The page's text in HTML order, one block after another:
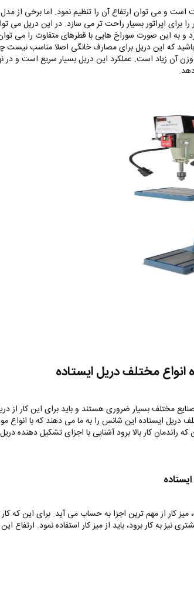
است و می توان ارتفاع آن را تنظیم نمود. اما برخی از
را برای اپراتور بسیار راحت تر می سازد. در این دریل می
و به این صورت سوراخ هایی با قطرهای متفاوت را می
باشید که این دریل برای مصارف خانگی اصلا مناسب نیست
وزن آن زیاد است. عملکرد این دریل بسیار سریع است و در
مختلف دریل ایستاده
مختلف بسیار ضروری هستند و باید برای این کار از
دریل ایستاده این شانس را به ما می دهند که با انواع
راندمان کار بالا برود آشنایی با اجزای تشکیل دهنده
میز کار از مهم ترین اجزا به حساب می آید‌. برای این که کار
نیز به کار برود، باید از میز کار استفاده نمود.‌ ارتفاع